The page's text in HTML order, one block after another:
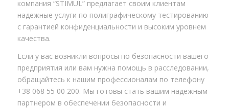
компания “STIMUL” предлагает своим клиентам
надежные услуги по полиграфическому тестированию
с гарантией конфиденциальности и высоким уровнем
качества.
Если у вас возникли вопросы по безопасности вашего
предприятия или вам нужна помощь в расследовании,
обращайтесь к нашим профессионалам по телефону
+38 068 55 00 200. Мы готовы стать вашим надежным
партнером в обеспечении безопасности и